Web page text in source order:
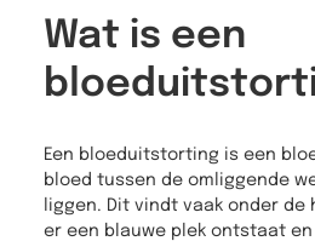
Wat is een
Een bloeduitstorting is een
bloed tussen de omliggende
liggen. Dit vindt vaak onder
er een blauwe plek ontstaat